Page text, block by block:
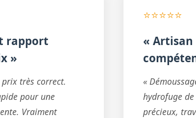
rapport
»
très correct.
pour une
Vraiment
⭐⭐⭐⭐⭐
«
«
hydrofuge
précieux,